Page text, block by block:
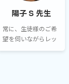
陽子 S 先生
常に、生徒様のご希
望を伺いながらレッ